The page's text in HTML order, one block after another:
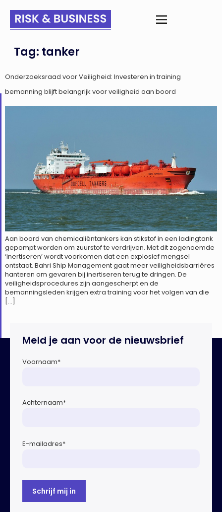
Tag: tanker
Onderzoeksraad voor Veiligheid: Investeren in training
bemanning blijft belangrijk voor veiligheid aan boord
Aan boord van chemicaliëntankers kan stikstof in een ladingtank
gepompt worden om zuurstof te verdrijven. Met dit zogenoemde
‘inertiseren’ wordt voorkomen dat een explosief mengsel
ontstaat. Bahri Ship Management gaat meer veiligheidsbarrières
hanteren om gevaren bij inertiseren terug te dringen. De
veiligheidsprocedures zijn aangescherpt en de
bemanningsleden krijgen extra training voor het volgen van die
[…]
Meld je aan voor de nieuwsbrief
Voornaam*
Achternaam*
E-mailadres*